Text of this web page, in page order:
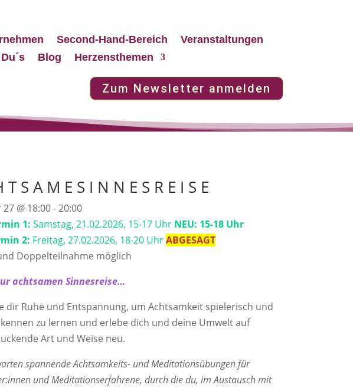
Second-Hand-Bereich
Veranstaltungen
Blog Herzensthemen
Zum Newsletter anmelden
T S A M E S I N N E S R E I S E
27 @ 18:00-20:00
1: Samstag, 21.02.2026, 15-17 Uhr NEU: 15-18 Uhr
2: Freitag, 27.02.2026, 18-20 UhrABGESAGT
Doppelteilnahme möglich
achtsamen Sinnesreise…
dir Ruhe und Entspannung, um Achtsamkeit spielerisch und
zu lernen und erlebe dich und deine Umwelt auf
Art und Weise neu.
spannende Achtsamkeits- und Meditationsübungen für
und Meditationserfahrene, durch die du, im Austausch mit